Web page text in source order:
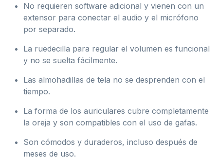
No requieren software adicional y vienen con un
extensor para conectar el audio y el micrófono
por separado.
La ruedecilla para regular el volumen es funcional
y no se suelta fácilmente.
Las almohadillas de tela no se desprenden con el
tiempo.
La forma de los auriculares cubre completamente
la oreja y son compatibles con el uso de gafas.
Son cómodos y duraderos, incluso después de
meses de uso.